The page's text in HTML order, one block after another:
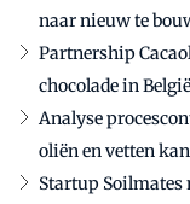
naar nieuw te
Partnership
chocolade in
Analyse
oliën en vetten
Startup